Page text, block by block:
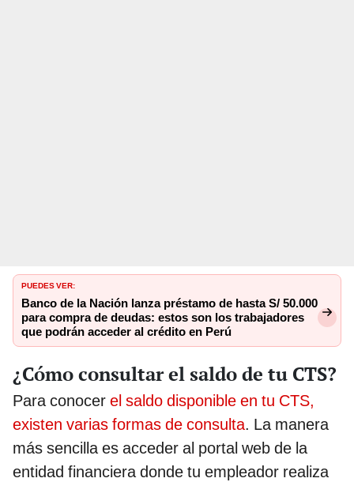
PUEDES VER:
Banco de la Nación lanza préstamo de hasta S/ 50.000
para compra de deudas: estos son los trabajadores
que podrán acceder al crédito en Perú
¿Cómo consultar el saldo de tu CTS?
Para conocer el saldo disponible en tu CTS,
existen varias formas de consulta. La manera
más sencilla es acceder al portal web de la
entidad financiera donde tu empleador realiza